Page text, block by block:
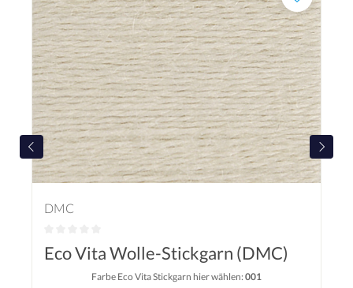
DMC
Eco Vita Wolle-Stickgarn (DMC)
Farbe Eco Vita Stickgarn hier wählen: 001